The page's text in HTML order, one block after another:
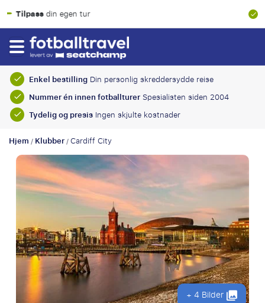
100 % finansiell garanti
Enkel bestillingDin personlig skreddersydde reise
Nummer én innen fotballturerSpesialisten siden 2004
Tydelig og presisIngen skjulte kostnader
Hjem/Klubber/Cardiff City
+ 4 Bilder